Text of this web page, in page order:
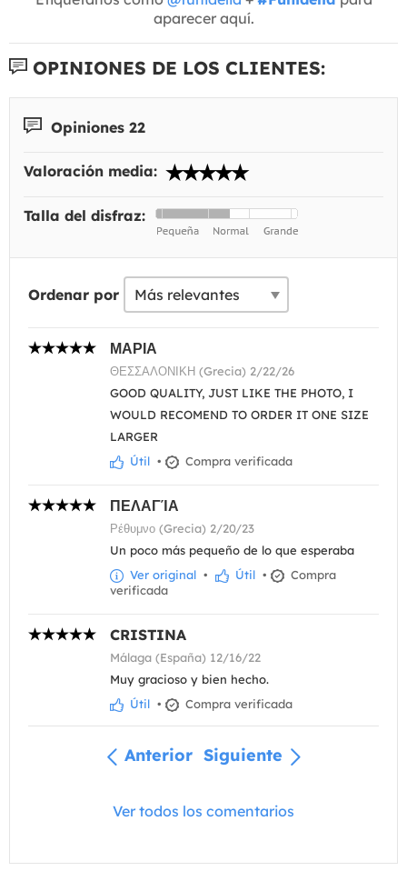
aparecer aquí.
OPINIONES DE LOS CLIENTES:
Opiniones 22
Valoración media:
Talla del disfraz:
Ordenar por
ΜΑΡΙΑ
ΘΕΣΣΑΛΟΝΙΚΗ (Grecia) 2/22/26
GOOD QUALITY, JUST LIKE THE PHOTO, I
WOULD RECOMEND TO ORDER IT ONE SIZE
LARGER
Útil • Compra verificada
ΠΕΛΑΓΊΑ
Ρέθυμνο (Grecia) 2/20/23
Un poco más pequeño de lo que esperaba
Ver original • Útil •
Compra
verificada
CRISTINA
Málaga (España) 12/16/22
Muy gracioso y bien hecho.
Útil • Compra verificada
Anterior Siguiente
Ver todos los comentarios